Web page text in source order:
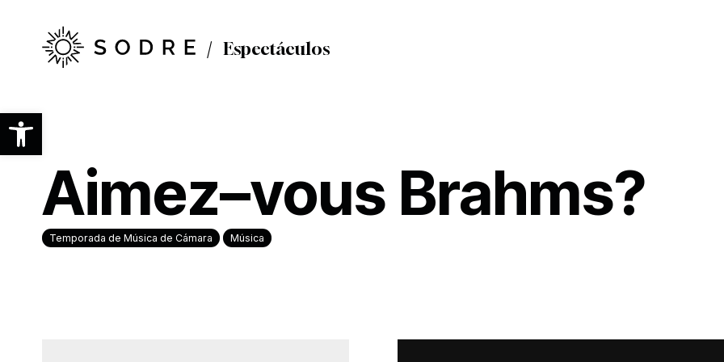
Abrir barra de herramientas
contenido
principal
Espectáculos
Aimez–vous Brahms?
Temporada de Música de Cámara Música